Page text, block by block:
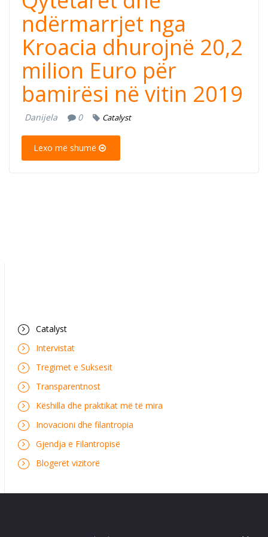
ndërmarrjet nga
Kroacia dhurojnë 20,2
milion Euro për
bamirësi në vitin 2019
Danijela 0 Catalyst
Lexo më shumë
Catalyst
Intervistat
Tregimet e Suksesit
Transparentnost
Këshilla dhe praktikat më të mira
Inovacioni dhe filantropia
Gjendja e Filantropisë
Blogerët vizitorë